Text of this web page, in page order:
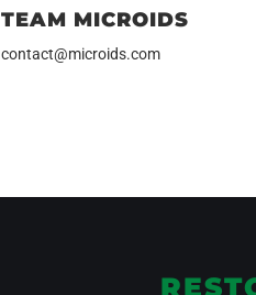
TEAM MICROIDS
contact@microids.com